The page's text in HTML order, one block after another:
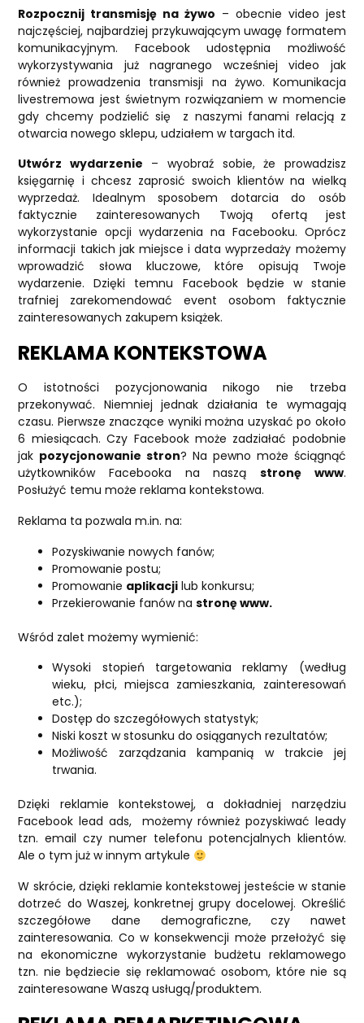
Rozpocznij transmisję na żywo – obecnie video jest
najczęściej, najbardziej przykuwającym uwagę formatem
komunikacyjnym. Facebook udostępnia możliwość
wykorzystywania już nagranego wcześniej video jak
również prowadzenia transmisji na żywo. Komunikacja
livestremowa jest świetnym rozwiązaniem w momencie
gdy chcemy podzielić się z naszymi fanami relacją z
otwarcia nowego sklepu, udziałem w targach itd.
Utwórz wydarzenie – wyobraź sobie, że prowadzisz
księgarnię i chcesz zaprosić swoich klientów na wielką
wyprzedaż. Idealnym sposobem dotarcia do osób
faktycznie zainteresowanych Twoją ofertą jest
wykorzystanie opcji wydarzenia na Facebooku. Oprócz
informacji takich jak miejsce i data wyprzedaży możemy
wprowadzić słowa kluczowe, które opisują Twoje
wydarzenie. Dzięki temnu Facebook będzie w stanie
trafniej zarekomendować event osobom faktycznie
zainteresowanych zakupem książek.
REKLAMA KONTEKSTOWA
O istotności pozycjonowania nikogo nie trzeba
przekonywać. Niemniej jednak działania te wymagają
czasu. Pierwsze znaczące wyniki można uzyskać po około
6 miesiącach. Czy Facebook może zadziałać podobnie
jak pozycjonowanie stron? Na pewno może ściągnąć
użytkowników Facebooka na naszą stronę www.
Posłużyć temu może reklama kontekstowa.
Reklama ta pozwala m.in. na:
Pozyskiwanie nowych fanów;
Promowanie postu;
Promowanie aplikacji lub konkursu;
Przekierowanie fanów nastronę www.
Wśród zalet możemy wymienić:
Wysoki stopień targetowania reklamy (według
wieku, płci, miejsca zamieszkania, zainteresowań
etc.);
Dostęp do szczegółowych statystyk;
Niski koszt w stosunku do osiąganych rezultatów;
Możliwość zarządzania kampanią w trakcie jej
trwania.
Dzięki reklamie kontekstowej, a dokładniej narzędziu
Facebook lead ads, możemy również pozyskiwać leady
tzn. email czy numer telefonu potencjalnych klientów.
Ale o tym już w innym artykule
W skrócie, dzięki reklamie kontekstowej jesteście w stanie
dotrzeć do Waszej, konkretnej grupy docelowej. Określić
szczegółowe dane demograficzne, czy nawet
zainteresowania. Co w konsekwencji może przełożyć się
na ekonomiczne wykorzystanie budżetu reklamowego
tzn. nie będziecie się reklamować osobom, które nie są
zainteresowane Waszą usługą/produktem.